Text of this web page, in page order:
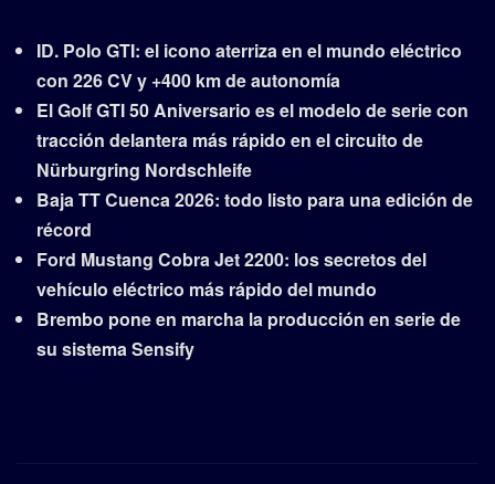
ID. Polo GTI: el icono aterriza en el mundo eléctrico
con 226 CV y +400 km de autonomía
El Golf GTI 50 Aniversario es el modelo de serie con
tracción delantera más rápido en el circuito de
Nürburgring Nordschleife
Baja TT Cuenca 2026: todo listo para una edición de
récord
Ford Mustang Cobra Jet 2200: los secretos del
vehículo eléctrico más rápido del mundo
Brembo pone en marcha la producción en serie de
su sistema Sensify